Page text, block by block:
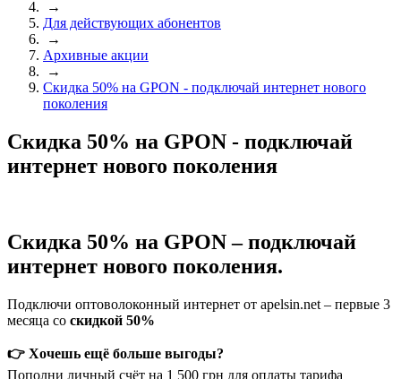
→
Для действующих абонентов
→
Архивные акции
→
Скидка 50% на GPON - подключай интернет нового
поколения
Скидка 50% на GPON - подключай
интернет нового поколения
Скидка 50% на GPON – подключай
интернет нового поколения.
Подключи оптоволоконный интернет от apelsin.net – первые 3
месяца со скидкой 50%
👉 Хочешь ещё больше выгоды?
Пополни личный счёт на 1 500 грн для оплаты тарифа